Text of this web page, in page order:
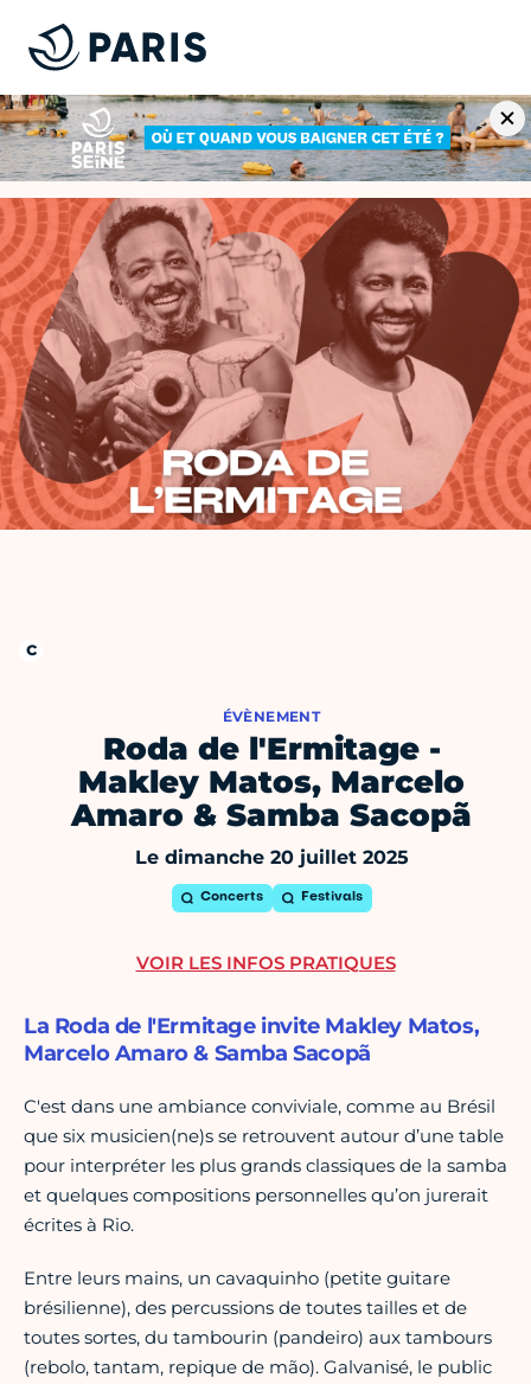
ÉVÈNEMENT
Roda de l'Ermitage -
Makley Matos, Marcelo
Amaro & Samba Sacopã
Le dimanche 20 juillet 2025
Concerts Festivals
La Roda de l'Ermitage invite Makley Matos,
Marcelo Amaro & Samba Sacopã
C'est dans une ambiance conviviale, comme au Brésil
que six musicien(ne)s se retrouvent autour d’une table
pour interpréter les plus grands classiques de la samba
et quelques compositions personnelles qu’on jurerait
écrites à Rio.
Entre leurs mains, un cavaquinho (petite guitare
brésilienne), des percussions de toutes tailles et de
toutes sortes, du tambourin (pandeiro) aux tambours
(rebolo, tantam, repique de mão). Galvanisé, le public
VOIR LES INFOS PRATIQUES